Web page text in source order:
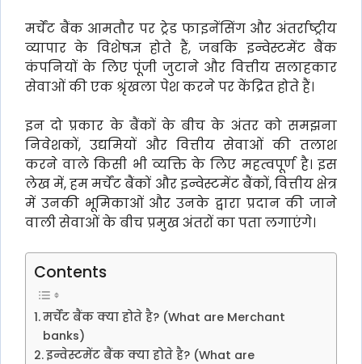
मर्चेंट बैंक आमतौर पर ट्रेड फाइनेंसिंग और अंतर्राष्ट्रीय
व्यापार के विशेषज्ञ होते हैं, जबकि इन्वेस्टमेंट बैंक
कंपनियों के लिए पूंजी जुटाने और वित्तीय सलाहकार
सेवाओं की एक श्रृंखला पेश करने पर केंद्रित होते हैं।
इन दो प्रकार के बैंकों के बीच के अंतर को समझना
निवेशकों, उद्यमियों और वित्तीय सेवाओं की तलाश
करने वाले किसी भी व्यक्ति के लिए महत्वपूर्ण है। इस
लेख में, हम मर्चेंट बैंकों और इन्वेस्टमेंट बैंकों, वित्तीय क्षेत्र
में उनकी भूमिकाओं और उनके द्वारा प्रदान की जाने
वाली सेवाओं के बीच प्रमुख अंतरों का पता लगाएंगे।
Contents
मर्चेंट बैंक क्या होते है? (What are Merchant
banks)
इन्वेस्टमेंट बैंक क्या होते है? (What are